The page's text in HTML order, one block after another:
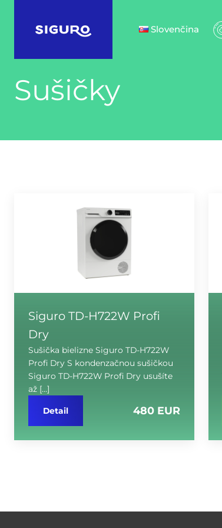
Slovenčina
Sušičky
Siguro TD-H722W Profi
Dry
Sušička bielizne Siguro TD-H722W
Profi Dry S kondenzačnou sušičkou
Siguro TD-H722W Profi Dry usušíte
až […]
Detail 480 EUR